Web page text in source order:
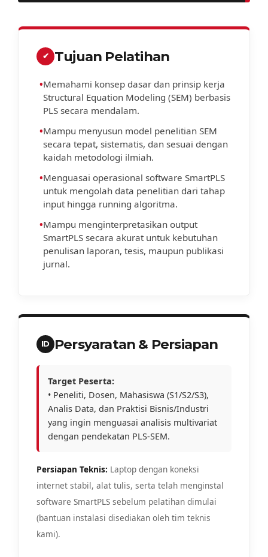
✔ Tujuan Pelatihan
•Memahami konsep dasar dan prinsip kerja
Structural Equation Modeling (SEM) berbasis
PLS secara mendalam.
•Mampu menyusun model penelitian SEM
secara tepat, sistematis, dan sesuai dengan
kaidah metodologi ilmiah.
•Menguasai operasional software SmartPLS
untuk mengolah data penelitian dari tahap
input hingga running algoritma.
•Mampu menginterpretasikan output
SmartPLS secara akurat untuk kebutuhan
penulisan laporan, tesis, maupun publikasi
jurnal.
ID Persyaratan & Persiapan
Target Peserta:
• Peneliti, Dosen, Mahasiswa (S1/S2/S3),
Analis Data, dan Praktisi Bisnis/Industri
yang ingin menguasai analisis multivariat
dengan pendekatan PLS-SEM.
Persiapan Teknis: Laptop dengan koneksi
internet stabil, alat tulis, serta telah menginstal
software SmartPLS sebelum pelatihan dimulai
(bantuan instalasi disediakan oleh tim teknis
kami).